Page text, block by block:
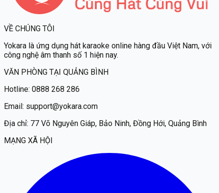
VỀ CHÚNG TÔI
Yokara là ứng dụng hát karaoke online hàng đầu Việt Nam, với
công nghệ âm thanh số 1 hiện nay.
VĂN PHÒNG TẠI QUẢNG BÌNH
Hotline: 0888 268 286
Email: support@yokara.com
Địa chỉ: 77 Võ Nguyên Giáp, Bảo Ninh, Đồng Hới, Quảng Bình
MẠNG XÃ HỘI